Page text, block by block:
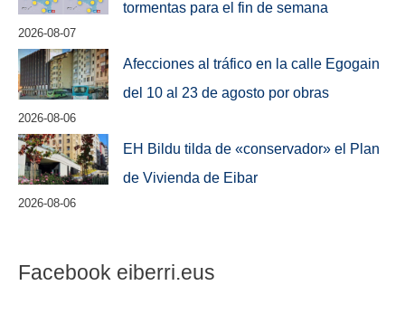
tormentas para el fin de semana
2026-08-07
Afecciones al tráfico en la calle Egogain
del 10 al 23 de agosto por obras
2026-08-06
EH Bildu tilda de «conservador» el Plan
de Vivienda de Eibar
2026-08-06
Facebook eiberri.eus